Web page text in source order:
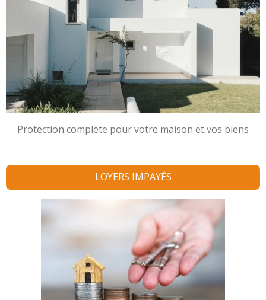
Protection complète pour votre maison et vos biens
LOYERS IMPAYÉS